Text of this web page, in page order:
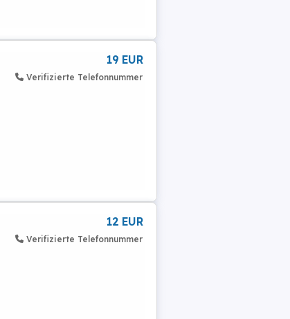
19 EUR
Verifizierte Telefonnummer
12 EUR
Verifizierte Telefonnummer